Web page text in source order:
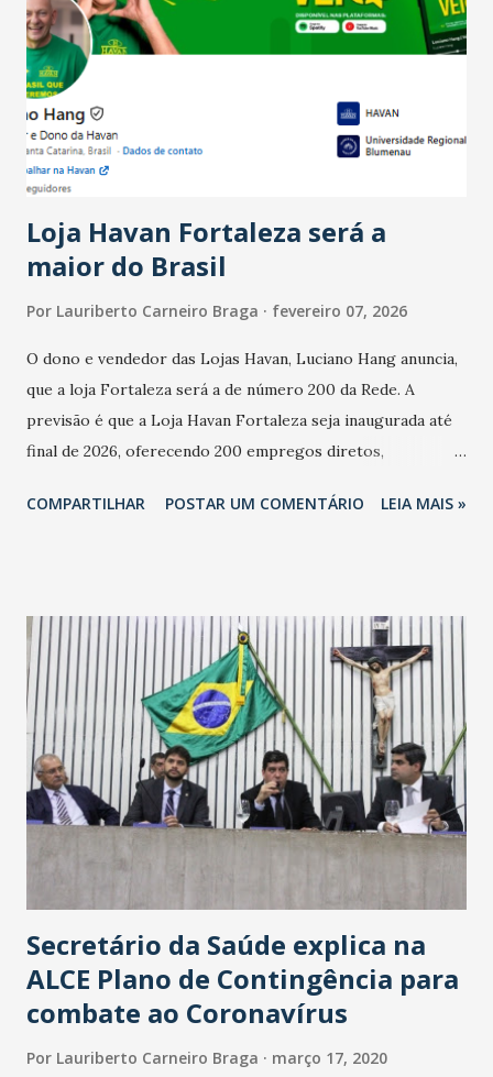
Ainda segundo a Pesquisa, em novembro de 2025, 40% dos
bares e restaurantes operaram com lucro e outros 40%
registraram equilíbrio financeiro. Já o percentual de
estabelecimentos no prejuízo ficou em 19%, pouco abaixo
do observado no mês anterior. Outros 1% não existiam em
novembro. Em relação a outubro, o faturamento também
cresceu. De acordo com a pesquisa, 44% dos n...
Loja Havan Fortaleza será a
maior do Brasil
Por Lauriberto Carneiro Braga fevereiro 07, 2026
O dono e vendedor das Lojas Havan, Luciano Hang anuncia,
que a loja Fortaleza será a de número 200 da Rede. A
previsão é que a Loja Havan Fortaleza seja inaugurada até
final de 2026, oferecendo 200 empregos diretos,
Havan Fortaleza ainda não foi anunciada oficialmente, mas
COMPARTILHAR POSTAR UM COMENTÁRIO LEIA MAIS »
Secretário da Saúde explica na
ALCE Plano de Contingência para
combate ao Coronavírus
Por Lauriberto Carneiro Braga março 17, 2020